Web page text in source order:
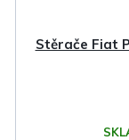
Stěrače Fiat